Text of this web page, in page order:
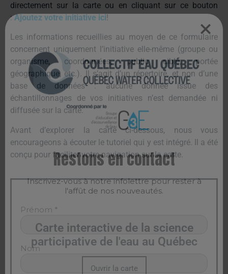
directement sur la carte ou en cliquant sur ce bouton
:Ajoutez votre initiative ici!
Les informations recueillies au moyen de ce formulaire
concernent uniquement l’initiative elle-même (groupe ou
organisme, coordonnées, public cible, portée
géographique, etc.). Il s’agit d’un répertoire, et non d’une
base de données : aucune donnée issue des
échantillonnages de vos initiatives n’est demandée ni
diffusée sur la carte.
Avant d’explorer la carte ci-dessous, nous vous
encourageons à écouter le tutoriel qui y est intégré. Il a été
conçu pour faciliter votre navigation sur la carte.
Carte interactive de la science
participative de l'eau au Québec
Ouvrir la carte
Restons en contact
Inscrivez-vous à notre infolettre pour rester à